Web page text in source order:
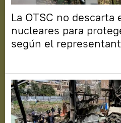
La OTSC no descarta
nucleares para
según el